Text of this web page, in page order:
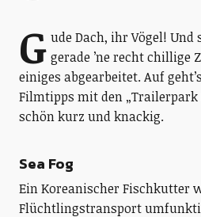
G ude Dach, ihr Vögel! Und
gerade ’ne recht chillige
einiges abgearbeitet. Auf
Filmtipps mit den „Trailerpark
schön kurz und knackig.
Sea Fog
Ein Koreanischer Fischkutter
Flüchtlingstransport